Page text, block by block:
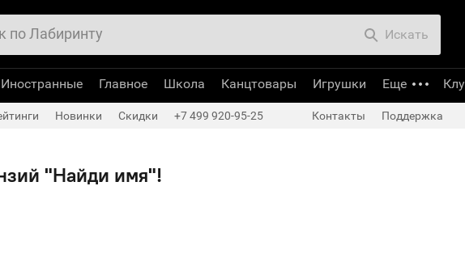
"Найди имя"!
Искать
Иностранные Главное Школа Канцтовары Игрушки Еще
Новинки Скидки +7 499 920-95-25 Контакты Поддержка